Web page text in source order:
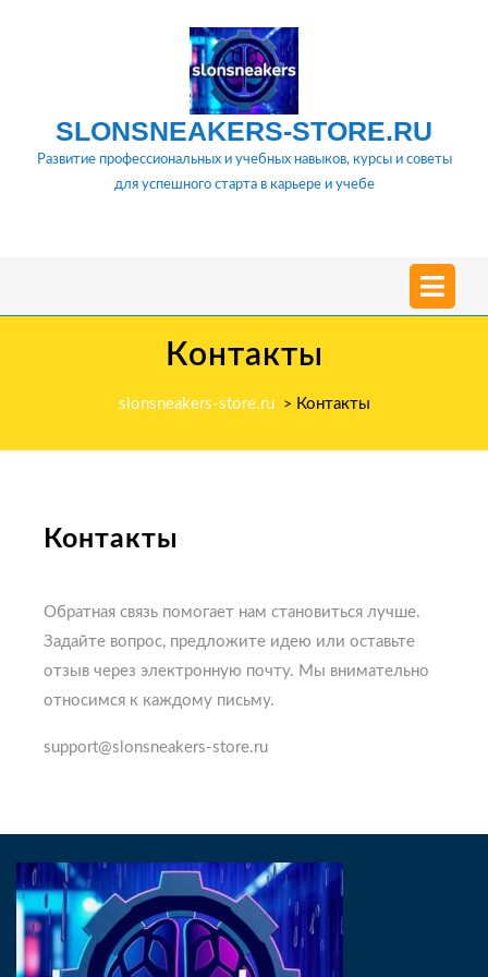
SLONSNEAKERS-STORE.RU
Развитие профессиональных и учебных навыков, курсы и советы
для успешного старта в карьере и учебе
Контакты
slonsneakers-store.ru> Контакты
Контакты
Обратная связь помогает нам становиться лучше.
Задайте вопрос, предложите идею или оставьте
отзыв через электронную почту. Мы внимательно
относимся к каждому письму.
support@slonsneakers-store.ru